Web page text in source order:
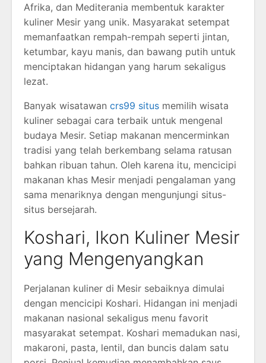
Afrika, dan Mediterania membentuk karakter
kuliner Mesir yang unik. Masyarakat setempat
memanfaatkan rempah-rempah seperti jintan,
ketumbar, kayu manis, dan bawang putih untuk
menciptakan hidangan yang harum sekaligus
lezat.
Banyak wisatawan crs99 situs memilih wisata
kuliner sebagai cara terbaik untuk mengenal
budaya Mesir. Setiap makanan mencerminkan
tradisi yang telah berkembang selama ratusan
bahkan ribuan tahun. Oleh karena itu, mencicipi
makanan khas Mesir menjadi pengalaman yang
sama menariknya dengan mengunjungi situs-
situs bersejarah.
Koshari, Ikon Kuliner Mesir
yang Mengenyangkan
Perjalanan kuliner di Mesir sebaiknya dimulai
dengan mencicipi Koshari. Hidangan ini menjadi
makanan nasional sekaligus menu favorit
masyarakat setempat. Koshari memadukan nasi,
makaroni, pasta, lentil, dan buncis dalam satu